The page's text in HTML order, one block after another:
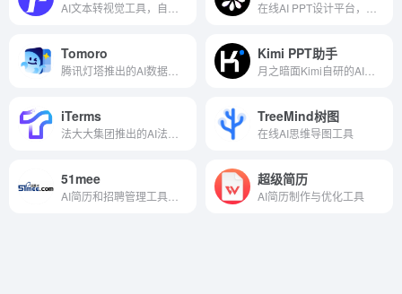
Tomoro Kimi PPT助手
iTerms TreeMind树图
在线AI思维导图工具
51mee 超级简历
AI简历制作与优化工具